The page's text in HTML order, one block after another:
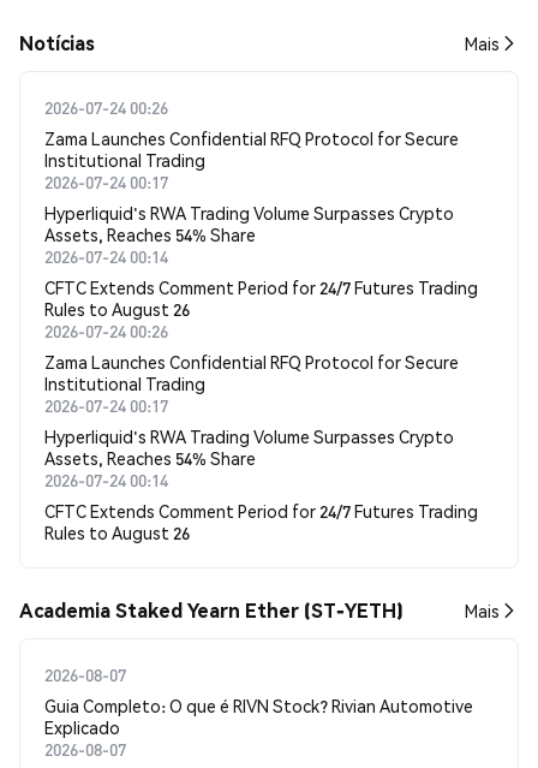
​​Notícias​​ Mais
2026-07-24 00:26
Zama Launches Confidential RFQ Protocol for Secure
Institutional Trading
2026-07-24 00:17
Hyperliquid's RWA Trading Volume Surpasses Crypto
Assets, Reaches 54% Share
2026-07-24 00:14
CFTC Extends Comment Period for 24/7 Futures Trading
Rules to August 26
2026-07-24 00:26
Zama Launches Confidential RFQ Protocol for Secure
Institutional Trading
2026-07-24 00:17
Hyperliquid's RWA Trading Volume Surpasses Crypto
Assets, Reaches 54% Share
2026-07-24 00:14
CFTC Extends Comment Period for 24/7 Futures Trading
Rules to August 26
Academia Staked Yearn Ether (ST-YETH) Mais
2026-08-07
Guia Completo: O que é RIVN Stock? Rivian Automotive
Explicado
2026-08-07